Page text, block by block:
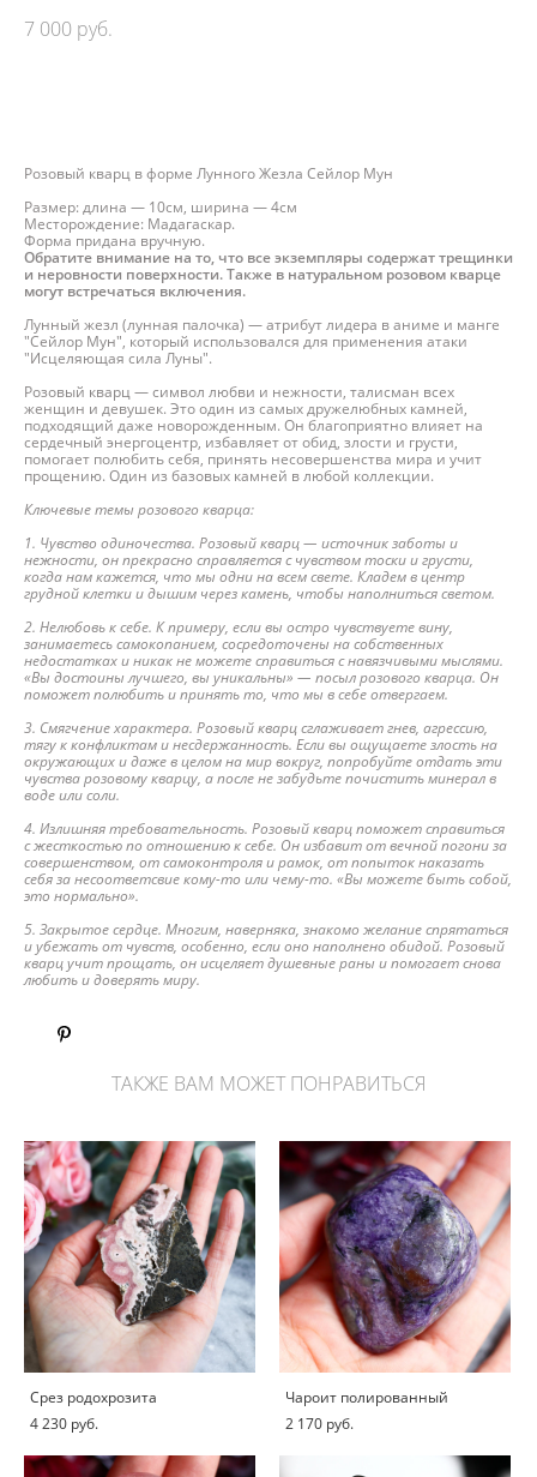
7 000 pуб.
Розовый кварц в форме Лунного Жезла Сейлор Мун
Размер: длина — 10см, ширина — 4см
Месторождение: Мадагаскар.
Форма придана вручную.
Обратите внимание на то, что все экземпляры содержат трещинки
и неровности поверхности. Также в натуральном розовом кварце
могут встречаться включения.
Лунный жезл (лунная палочка) — атрибут лидера в аниме и манге
"Сейлор Мун", который использовался для применения атаки
"Исцеляющая сила Луны".
Розовый кварц — символ любви и нежности, талисман всех
женщин и девушек. Это один из самых дружелюбных камней,
подходящий даже новорожденным. Он благоприятно влияет на
сердечный энергоцентр, избавляет от обид, злости и грусти,
помогает полюбить себя, принять несовершенства мира и учит
прощению. Один из базовых камней в любой коллекции.
Ключевые темы розового кварца:
1. Чувство одиночества. Розовый кварц — источник заботы и
нежности, он прекрасно справляется с чувством тоски и грусти,
когда нам кажется, что мы одни на всем свете. Кладем в центр
грудной клетки и дышим через камень, чтобы наполниться светом.
2. Нелюбовь к себе. К примеру, если вы остро чувствуете вину,
занимаетесь самокопанием, сосредоточены на собственных
недостатках и никак не можете справиться с навязчивыми мыслями.
«Вы достоины лучшего, вы уникальны» — посыл розового кварца. Он
поможет полюбить и принять то, что мы в себе отвергаем.
3. Смягчение характера. Розовый кварц сглаживает гнев, агрессию,
тягу к конфликтам и несдержанность. Если вы ощущаете злость на
окружающих и даже в целом на мир вокруг, попробуйте отдать эти
чувства розовому кварцу, а после не забудьте почистить минерал в
воде или соли.
4. Излишняя требовательность. Розовый кварц поможет справиться
с жесткостью по отношению к себе. Он избавит от вечной погони за
совершенством, от самоконтроля и рамок, от попыток наказать
себя за несоответсвие кому-то или чему-то. «Вы можете быть собой,
это нормально».
5. Закрытое сердце. Многим, наверняка, знакомо желание спрятаться
и убежать от чувств, особенно, если оно наполнено обидой. Розовый
кварц учит прощать, он исцеляет душевные раны и помогает снова
любить и доверять миру.
ТАКЖЕ ВАМ МОЖЕТ ПОНРАВИТЬСЯ
Срез родохрозита
4 230 pуб.
Чароит полированный
2 170 pуб.